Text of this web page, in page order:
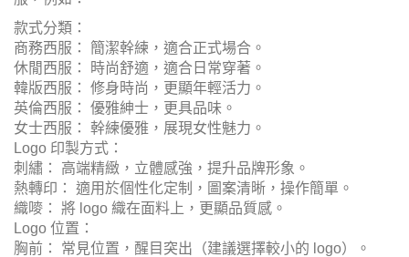
款式分類：
商務西服： 簡潔幹練，適合正式場合。
休閒西服： 時尚舒適，適合日常穿著。
韓版西服： 修身時尚，更顯年輕活力。
英倫西服： 優雅紳士，更具品味。
女士西服： 幹練優雅，展現女性魅力。
Logo 印製方式：
刺繡： 高端精緻，立體感強，提升品牌形象。
熱轉印： 適用於個性化定制，圖案清晰，操作簡單。
織嘜： 將 logo 織在面料上，更顯品質感。
Logo 位置：
胸前： 常見位置，醒目突出（建議選擇較小的 logo）。